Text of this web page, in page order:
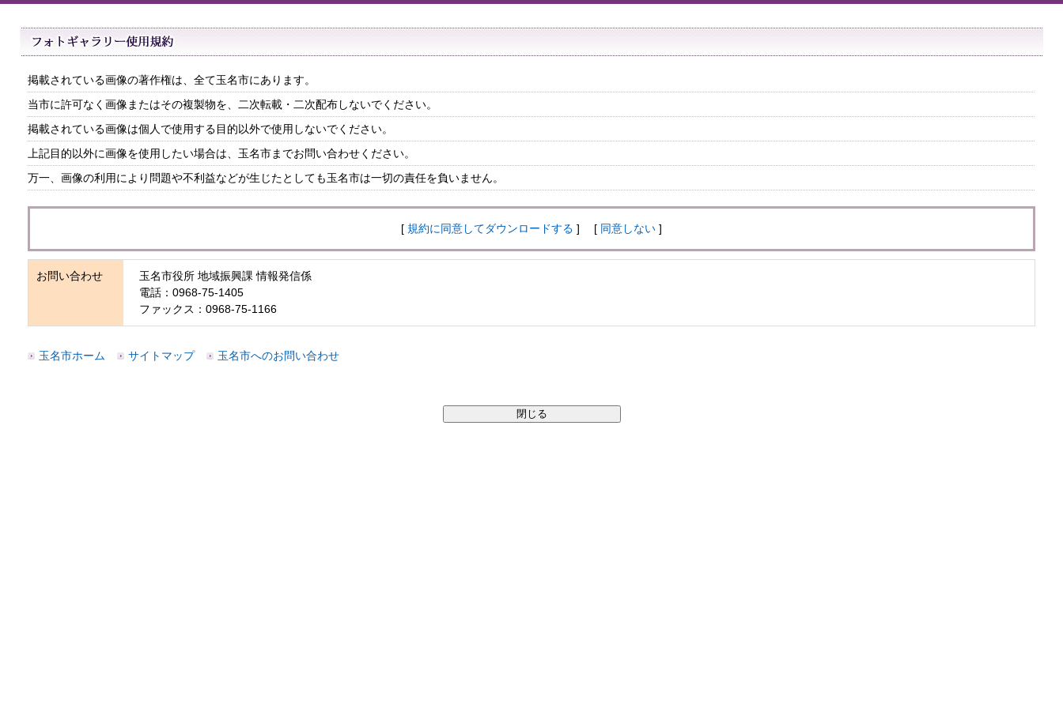
掲載されている画像の著作権は、全て玉名市にあります。
当市に許可なく画像またはその複製物を、二次転載・二次配布しないでください。
掲載されている画像は個人で使用する目的以外で使用しないでください。
上記目的以外に画像を使用したい場合は、玉名市までお問い合わせください。
万一、画像の利用により問題や不利益などが生じたとしても玉名市は一切の責任を負いません。
[ 規約に同意してダウンロードする ] [ 同意しない ]
お問い合わせ
玉名市役所 地域振興課 情報発信係
電話：0968-75-1405
ファックス：0968-75-1166
玉名市ホーム サイトマップ 玉名市へのお問い合わせ